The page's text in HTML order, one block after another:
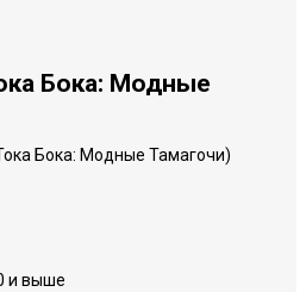
Бока: Модные
Бока: Модные Тамагочи)
и выше